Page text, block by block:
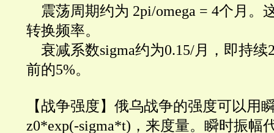
震荡周期约为 2pi/omega = 4个月。
转换频率。
衰减系数sigma约为0.15/月，即持续
前的5%。
【战争强度】俄乌战争的强度可以用
z0*exp(-sigma*t)，来度量。瞬时振幅